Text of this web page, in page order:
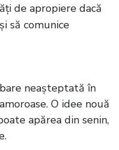
de apropiere dacă
să comunice
neașteptată în
O idee nouă
apărea din senin,